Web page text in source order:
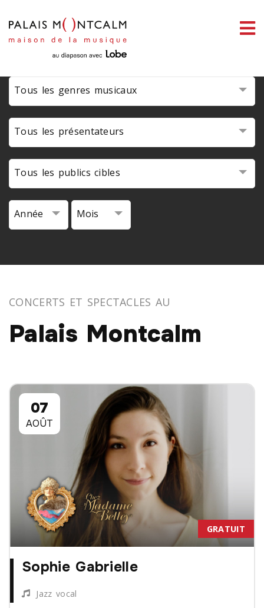
Tous les genres musicaux
Tous les présentateurs
Tous les publics cibles
Année Mois
CONCERTS ET SPECTACLES AU
Palais Montcalm
07
AOÛT
GRATUIT
Sophie Gabrielle
Jazz vocal